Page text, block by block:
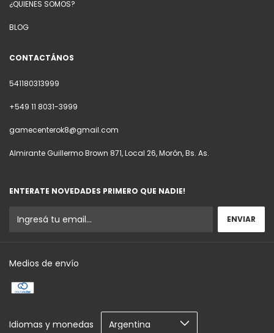
¿QUIENES SOMOS?
BLOG
CONTACTÁNOS
541180313999
+549 11 8031-3999
gamecenterok8@gmail.com
Almirante Guillermo Brown 871, Local 26, Morón, Bs. As.
ENTERATE NOVEDADES PRIMERO QUE NADIE!
Medios de envío
Idiomas y monedas